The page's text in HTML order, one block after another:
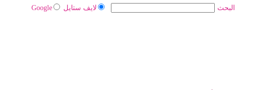
لايف ستايل Google البحث